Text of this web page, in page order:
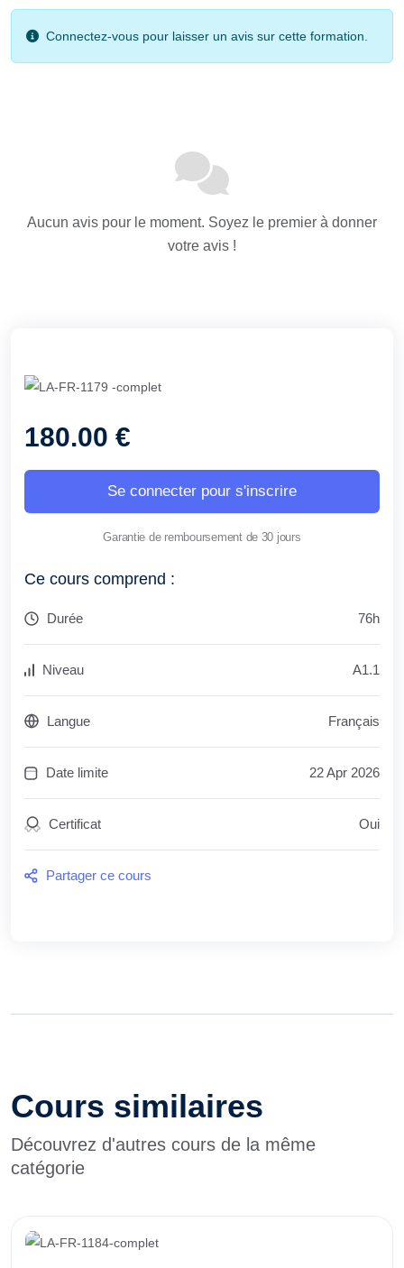
Connectez-vous pour laisser un avis sur cette formation.
Aucun avis pour le moment. Soyez le premier à donner
votre avis !
180.00 €
Se connecter pour s'inscrire
Garantie de remboursement de 30 jours
Ce cours comprend :
Durée 76h
Niveau A1.1
Langue Français
Date limite 22 Apr 2026
Certificat Oui
Partager ce cours
Cours similaires
Découvrez d'autres cours de la même
catégorie